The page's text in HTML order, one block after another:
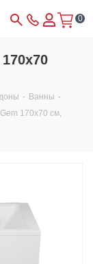
0
- Ванны -
170x70 см,